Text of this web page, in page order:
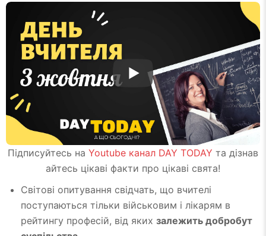
Підписуйтесь на Youtube канал DAY TODAY та дізнав
айтесь цікаві факти про цікаві свята!
Світові опитування свідчать, що вчителі
поступаються тільки військовим і лікарям в
рейтингу професій, від яких залежить добробут